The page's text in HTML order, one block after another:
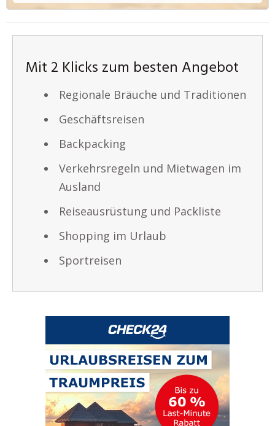
Mit 2 Klicks zum besten Angebot
Regionale Bräuche und Traditionen
Geschäftsreisen
Backpacking
Verkehrsregeln und Mietwagen im
Ausland
Reiseausrüstung und Packliste
Shopping im Urlaub
Sportreisen